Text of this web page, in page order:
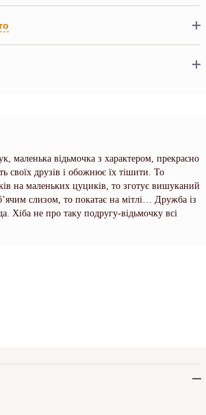
маленька відьмочка з характером, прекрасно
своїх друзів і обожнює їх тішити. То
на маленьких цуциків, то зготує вишуканий
слизом, то покатає на мітлі… Дружба із
Хіба не про таку подругу-відьмочку всі